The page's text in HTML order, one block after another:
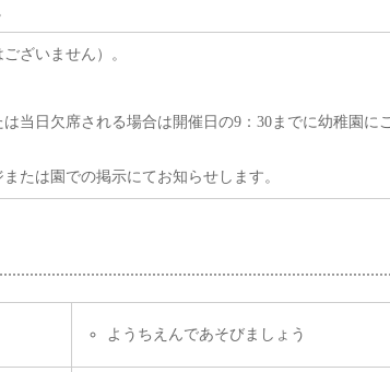
ざいません）。
当日欠席される場合は開催日の9：30までに幼稚園に
たは園での掲示にてお知らせします。
ようちえんであそびましょう